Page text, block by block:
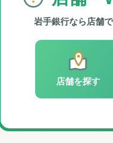
岩手銀行なら店舗
店舗を探す